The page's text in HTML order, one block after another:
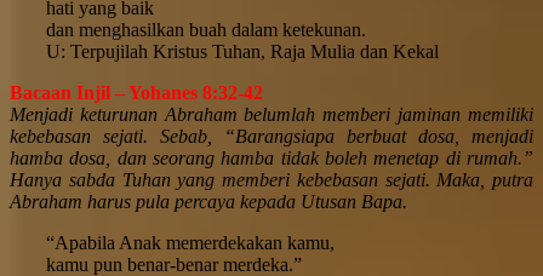
hati yang baik
dan menghasilkan buah dalam ketekunan.
U: Terpujilah Kristus Tuhan, Raja Mulia dan Kekal
Bacaan Injil – Yohanes 8:32-42
Menjadi keturunan Abraham belumlah memberi jaminan memiliki
kebebasan sejati. Sebab, “Barangsiapa berbuat dosa, menjadi
hamba dosa, dan seorang hamba tidak boleh menetap di rumah.”
Hanya sabda Tuhan yang memberi kebebasan sejati. Maka, putra
Abraham harus pula percaya kepada Utusan Bapa.
“Apabila Anak memerdekakan kamu,
kamu pun benar-benar merdeka.”